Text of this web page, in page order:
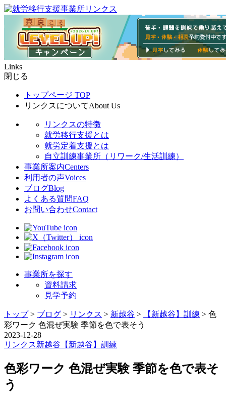
Links
閉じる
トップページ TOP
リンクスについてAbout Us
リンクスの特徴
就労移行支援とは
就労定着支援とは
自立訓練事業所（リワーク/生活訓練）
事業所案内Centers
利用者の声Voices
ブログBlog
よくある質問FAQ
お問い合わせContact
事業所を探す
資料請求
見学予約
トップ> ブログ > リンクス > 新越谷 > 【新越谷】訓練 > 色
彩ワーク 色混ぜ実験 季節を色で表そう
2023-12-28
リンクス新越谷 【新越谷】訓練
色彩ワーク 色混ぜ実験 季節を色で表そ
う